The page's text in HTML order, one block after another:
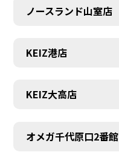
ノースランド山室店
KEIZ港店
KEIZ大高店
オメガ千代原口2番館